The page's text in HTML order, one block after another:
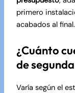
primero
acabados al final.
¿Cuánto
de
Varía según el